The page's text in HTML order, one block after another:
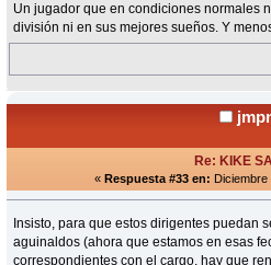
Un jugador que en condiciones normales
división ni en sus mejores sueños. Y
Re: KIKE
« Respuesta #33 en: Diciembre
Insisto, para que estos dirigentes puedan
aguinaldos (ahora que estamos en esas
correspondientes con el cargo, hay que